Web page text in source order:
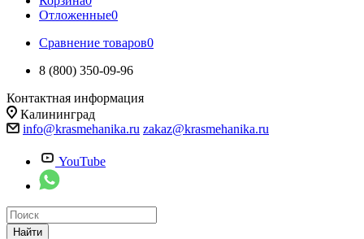
Отложенные0
Сравнение товаров0
8 (800) 350-09-96
Контактная информация
Калининград
info@krasmehanika.ru zakaz@krasmehanika.ru
YouTube
Найти